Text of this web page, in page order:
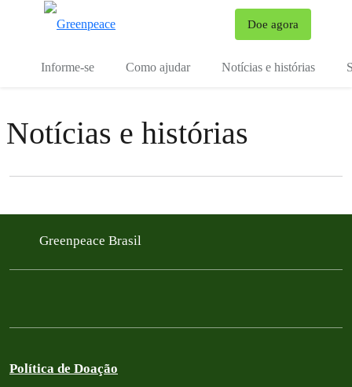
Doe agora
Informe-se Como ajudar Notícias e histórias
Notícias e histórias
Filter posts
Greenpeace Brasil
Política de Doação